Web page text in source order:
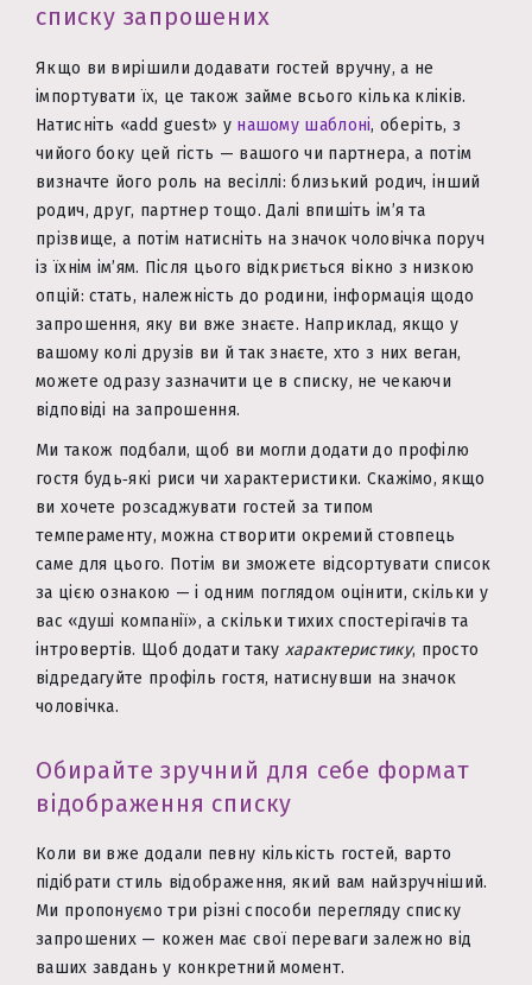
списку запрошених
Якщо ви вирішили додавати гостей вручну, а не
імпортувати їх, це також займе всього кілька кліків.
Натисніть «add guest» у нашому шаблоні, оберіть, з
чийого боку цей гість — вашого чи партнера, а потім
визначте його роль на весіллі: близький родич, інший
родич, друг, партнер тощо. Далі впишіть ім’я та
прізвище, а потім натисніть на значок чоловічка поруч
із їхнім ім’ям. Після цього відкриється вікно з низкою
опцій: стать, належність до родини, інформація щодо
запрошення, яку ви вже знаєте. Наприклад, якщо у
вашому колі друзів ви й так знаєте, хто з них веган,
можете одразу зазначити це в списку, не чекаючи
відповіді на запрошення.
Ми також подбали, щоб ви могли додати до профілю
гостя будь‑які риси чи характеристики. Скажімо, якщо
ви хочете розсаджувати гостей за типом
темпераменту, можна створити окремий стовпець
саме для цього. Потім ви зможете відсортувати список
за цією ознакою — і одним поглядом оцінити, скільки у
вас «душі компанії», а скільки тихих спостерігачів та
інтровертів. Щоб додати таку характеристику, просто
відредагуйте профіль гостя, натиснувши на значок
чоловічка.
Обирайте зручний для себе формат
відображення списку
Коли ви вже додали певну кількість гостей, варто
підібрати стиль відображення, який вам найзручніший.
Ми пропонуємо три різні способи перегляду списку
запрошених — кожен має свої переваги залежно від
ваших завдань у конкретний момент.